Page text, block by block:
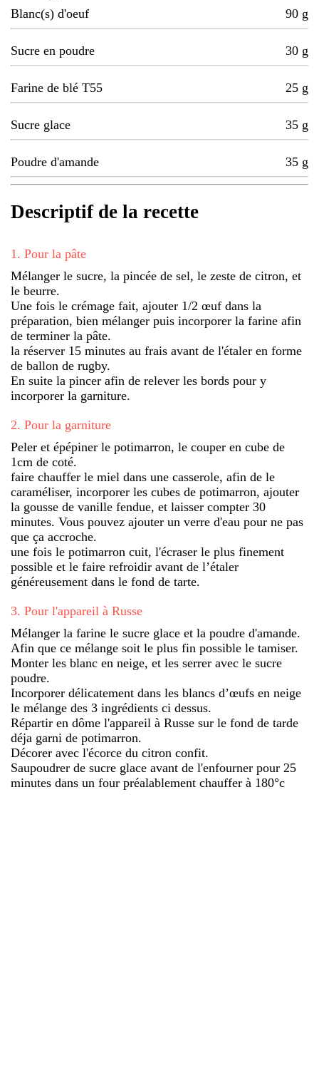
Blanc(s) d'oeuf
90 g
Sucre en poudre 30 g
Farine de blé T55 25 g
Sucre glace 35 g
Poudre d'amande 35 g
Descriptif de la recette
1 . Pour la pâte
Mélanger le sucre, la pincée de sel, le zeste de citron, et
le beurre.
Une fois le crémage fait, ajouter 1/2 œuf dans la
préparation, bien mélanger puis incorporer la farine afin
de terminer la pâte.
la réserver 15 minutes au frais avant de l'étaler en forme
de ballon de rugby.
En suite la pincer afin de relever les bords pour y
incorporer la garniture.
2. Pour la garniture
Peler et épépiner le potimarron, le couper en cube de
1cm de coté.
faire chauffer le miel dans une casserole, afin de le
caraméliser, incorporer les cubes de potimarron, ajouter
la gousse de vanille fendue, et laisser compter 30
minutes. Vous pouvez ajouter un verre d'eau pour ne pas
que ça accroche.
une fois le potimarron cuit, l'écraser le plus finement
possible et le faire refroidir avant de l’étaler
généreusement dans le fond de tarte.
3. Pour l'appareil à Russe
Mélanger la farine le sucre glace et la poudre d'amande.
Afin que ce mélange soit le plus fin possible le tamiser.
Monter les blanc en neige, et les serrer avec le sucre
poudre.
Incorporer délicatement dans les blancs d’œufs en neige
le mélange des 3 ingrédients ci dessus.
Répartir en dôme l'appareil à Russe sur le fond de tarde
déja garni de potimarron.
Décorer avec l'écorce du citron confit.
Saupoudrer de sucre glace avant de l'enfourner pour 25
minutes dans un four préalablement chauffer à 180°c